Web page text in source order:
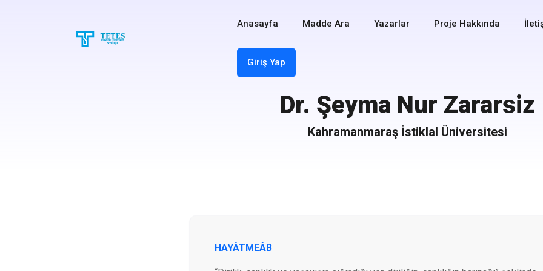
Anasayfa Madde Ara Yazarlar Proje Hakkında
Giriş Yap
Dr. Şeyma Nur Zararsiz
Kahramanmaraş İstiklal Üniversitesi
HAYÂTMEÂB